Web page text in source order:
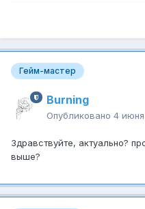
Гейм-мастер
Burning
Опубликовано 4 июня
Здравствуйте, актуально?
выше?